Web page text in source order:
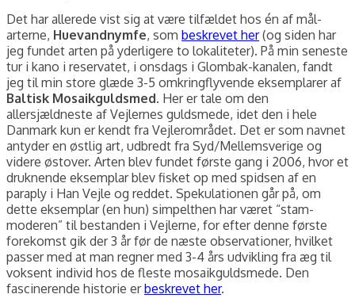
Det har allerede vist sig at være tilfældet hos én af mål-
arterne, Huevandnymfe, som beskrevet her(og siden har
jeg fundet arten på yderligere to lokaliteter). På min seneste
tur i kano i reservatet, i onsdags i Glombak-kanalen, fandt
jeg til min store glæde 3-5 omkringflyvende eksemplarer af
Baltisk Mosaikguldsmed. Her er tale om den
allersjældneste af Vejlernes guldsmede, idet den i hele
Danmark kun er kendt fra Vejlerområdet. Det er som navnet
antyder en østlig art, udbredt fra Syd/Mellemsverige og
videre østover. Arten blev fundet første gang i 2006, hvor et
druknende eksemplar blev fisket op med spidsen af en
paraply i Han Vejle og reddet. Spekulationen går på, om
dette eksemplar (en hun) simpelthen har været “stam-
moderen” til bestanden i Vejlerne, for efter denne første
forekomst gik der 3 år før de næste observationer, hvilket
passer med at man regner med 3-4 års udvikling fra æg til
voksent individ hos de fleste mosaikguldsmede. Den
fascinerende historie erbeskrevet her.